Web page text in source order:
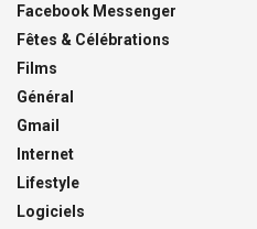
Facebook Messenger
Fêtes & Célébrations
Films
Général
Gmail
Internet
Lifestyle
Logiciels